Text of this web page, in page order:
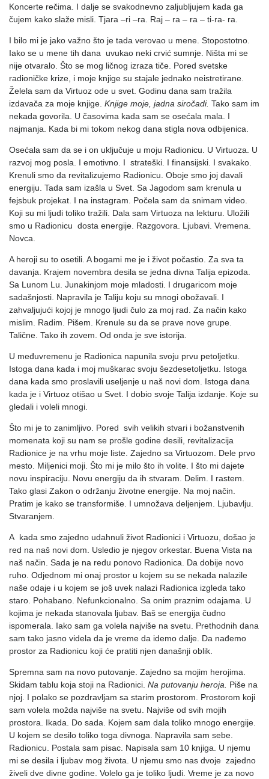
Koncerte rečima. I dalje se svakodnevno zaljubljujem kada ga
čujem kako slaže misli. Tjara –ri –ra. Raj – ra – ra – ti-ra- ra.
I bilo mi je jako važno što je tada verovao u mene. Stopostotno.
Iako se u mene tih dana uvukao neki crvić sumnje. Ništa mi se
nije otvaralo. Što se mog ličnog izraza tiče. Pored svetske
radioničke krize, i moje knjige su stajale jednako neistretirane.
Želela sam da Virtuoz ode u svet. Godinu dana sam tražila
izdavača za moje knjige. Knjige moje, jadna siročadi. Tako sam im
nekada govorila. U časovima kada sam se osećala mala. I
najmanja. Kada bi mi tokom nekog dana stigla nova odbijenica.
Osećala sam da se i on uključuje u moju Radionicu. U Virtuoza. U
razvoj mog posla. I emotivno. I strateški. I finansijski. I svakako.
Krenuli smo da revitalizujemo Radionicu. Oboje smo joj davali
energiju. Tada sam izašla u Svet. Sa Jagodom sam krenula u
fejsbuk projekat. I na instagram. Počela sam da snimam video.
Koji su mi ljudi toliko tražili. Dala sam Virtuoza na lekturu. Uložili
smo u Radionicu dosta energije. Razgovora. Ljubavi. Vremena.
Novca.
A heroji su to osetili. A bogami me je i život počastio. Za sva ta
davanja. Krajem novembra desila se jedna divna Talija epizoda.
Sa Lunom Lu. Junakinjom moje mladosti. I drugaricom moje
sadašnjosti. Napravila je Taliju koju su mnogi obožavali. I
zahvaljujući kojoj je mnogo ljudi čulo za moj rad. Za način kako
mislim. Radim. Pišem. Krenule su da se prave nove grupe.
Talične. Tako ih zovem. Od onda je sve istorija.
U međuvremenu je Radionica napunila svoju prvu petoljetku.
Istoga dana kada i moj muškarac svoju šezdesetoljetku. Istoga
dana kada smo proslavili useljenje u naš novi dom. Istoga dana
kada je i Virtuoz otišao u Svet. I dobio svoje Talija izdanje. Koje su
gledali i voleli mnogi.
Što mi je to zanimljivo. Pored svih velikih stvari i božanstvenih
momenata koji su nam se prošle godine desili, revitalizacija
Radionice je na vrhu moje liste. Zajedno sa Virtuozom. Dele prvo
mesto. Miljenici moji. Što mi je milo što ih volite. I što mi dajete
novu inspiraciju. Novu energiju da ih stvaram. Delim. I rastem.
Tako glasi Zakon o održanju životne energije. Na moj način.
Pratim je kako se transformiše. I umnožava deljenjem. Ljubavlju.
Stvaranjem.
A kada smo zajedno udahnuli život Radionici i Virtuozu, došao je
red na naš novi dom. Usledio je njegov orkestar. Buena Vista na
naš način. Sada je na redu ponovo Radionica. Da dobije novo
ruho. Odjednom mi onaj prostor u kojem su se nekada nalazile
naše odaje i u kojem se još uvek nalazi Radionica izgleda tako
staro. Pohabano. Nefunkcionalno. Sa onim praznim odajama. U
kojima je nekada stanovala ljubav. Baš se energija čudno
ispomerala. Iako sam ga volela najviše na svetu. Prethodnih dana
sam tako jasno videla da je vreme da idemo dalje. Da nađemo
prostor za Radionicu koji će pratiti njen današnji oblik.
Spremna sam na novo putovanje. Zajedno sa mojim herojima.
Skidam tablu koja stoji na Radionici. Na putovanju heroja. Piše na
njoj. I polako se pozdravljam sa starim prostorom. Prostorom koji
sam volela možda najviše na svetu. Najviše od svih mojih
prostora. Ikada. Do sada. Kojem sam dala toliko mnogo energije.
U kojem se desilo toliko toga divnoga. Napravila sam sebe.
Radionicu. Postala sam pisac. Napisala sam 10 knjiga. U njemu
mi se desila i ljubav mog života. U njemu smo nas dvoje zajedno
živeli dve divne godine. Volelo ga je toliko ljudi. Vreme je za novo